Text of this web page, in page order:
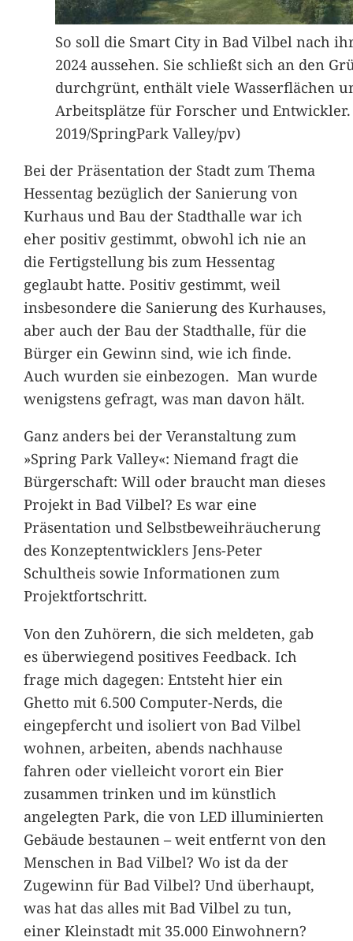
So soll die Smart City in Bad Vilbel nach
2024 aussehen. Sie schließt sich an den
durchgrünt, enthält viele Wasserflächen
Arbeitsplätze für Forscher und Entwickler.
2019/SpringPark Valley/pv)
Bei der Präsentation der Stadt zum Thema
Hessentag bezüglich der Sanierung von
Kurhaus und Bau der Stadthalle war ich
eher positiv gestimmt, obwohl ich nie an
die Fertigstellung bis zum Hessentag
geglaubt hatte. Positiv gestimmt, weil
insbesondere die Sanierung des Kurhauses,
aber auch der Bau der Stadthalle, für die
Bürger ein Gewinn sind, wie ich finde.
Auch wurden sie einbezogen. Man wurde
wenigstens gefragt, was man davon hält.
Ganz anders bei der Veranstaltung zum
»Spring Park Valley«: Niemand fragt die
Bürgerschaft: Will oder braucht man dieses
Projekt in Bad Vilbel? Es war eine
Präsentation und Selbstbeweihräucherung
des Konzeptentwicklers Jens-Peter
Schultheis sowie Informationen zum
Projektfortschritt.
Von den Zuhörern, die sich meldeten, gab
es überwiegend positives Feedback. Ich
frage mich dagegen: Entsteht hier ein
Ghetto mit 6.500 Computer-Nerds, die
eingepfercht und isoliert von Bad Vilbel
wohnen, arbeiten, abends nachhause
fahren oder vielleicht vorort ein Bier
zusammen trinken und im künstlich
angelegten Park, die von LED illuminierten
Gebäude bestaunen – weit entfernt von den
Menschen in Bad Vilbel? Wo ist da der
Zugewinn für Bad Vilbel? Und überhaupt,
was hat das alles mit Bad Vilbel zu tun,
einer Kleinstadt mit 35.000 Einwohnern?